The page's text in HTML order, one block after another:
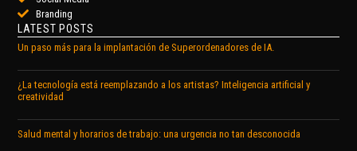
Branding
LATEST POSTS
Un paso más para la implantación de Superordenadores de IA.
¿La tecnología está reemplazando a los artistas? Inteligencia artificial y
creatividad
Salud mental y horarios de trabajo: una urgencia no tan desconocida